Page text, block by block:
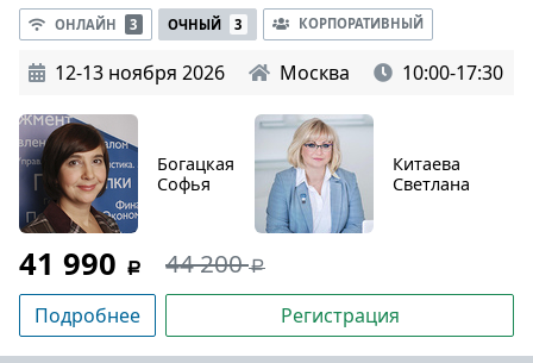
ОНЛАЙН 3 ОЧНЫЙ 3 КОРПОРАТИВНЫЙ
12-13 ноября 2026 Москва 10:00-17:30
Богацкая
Софья
Китаева
Светлана
41 990 44 200
Подробнее Регистрация